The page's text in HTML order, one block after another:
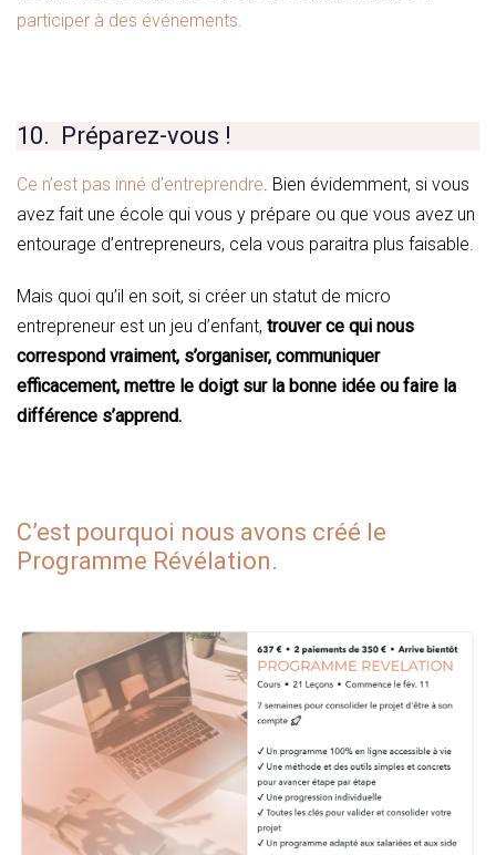
participer à des événements.
10. Préparez-vous !
Ce n’est pas inné d’entreprendre . Bien évidemment, si vous
avez fait une école qui vous y prépare ou que vous avez un
entourage d’entrepreneurs, cela vous paraitra plus faisable.
Mais quoi qu’il en soit, si créer un statut de micro
entrepreneur est un jeu d’enfant, trouver ce qui nous
correspond vraiment, s’organiser, communiquer
efficacement, mettre le doigt sur la bonne idée ou faire la
différence s’apprend.
C’est pourquoi nous avons créé le
Programme Révélation.